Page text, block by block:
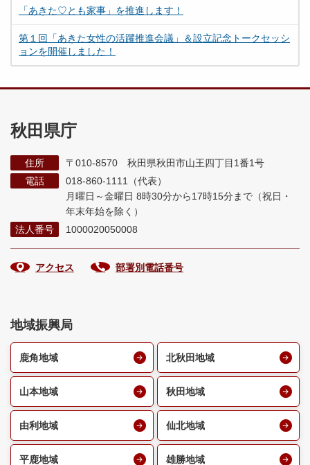
「あきた♡とも家事」を推進します！
第１回「あきた女性の活躍推進会議」＆設立記念トークセッシ
ョンを開催しました！
秋田県庁
住所
〒010-8570 秋田県秋田市山王四丁目1番1号
電話
018-860-1111（代表）
月曜日～金曜日 8時30分から17時15分まで （祝日・
年末年始を除く）
法人番号
1000020050008
アクセス 部署別電話番号
地域振興局
鹿角地域 北秋田地域
山本地域 秋田地域
由利地域 仙北地域
平鹿地域 雄勝地域